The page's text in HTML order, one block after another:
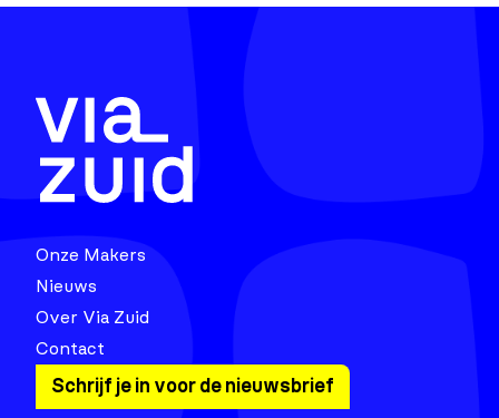
Onze Makers
Nieuws
Over Via Zuid
Contact
Schrijf je in voor de nieuwsbrief